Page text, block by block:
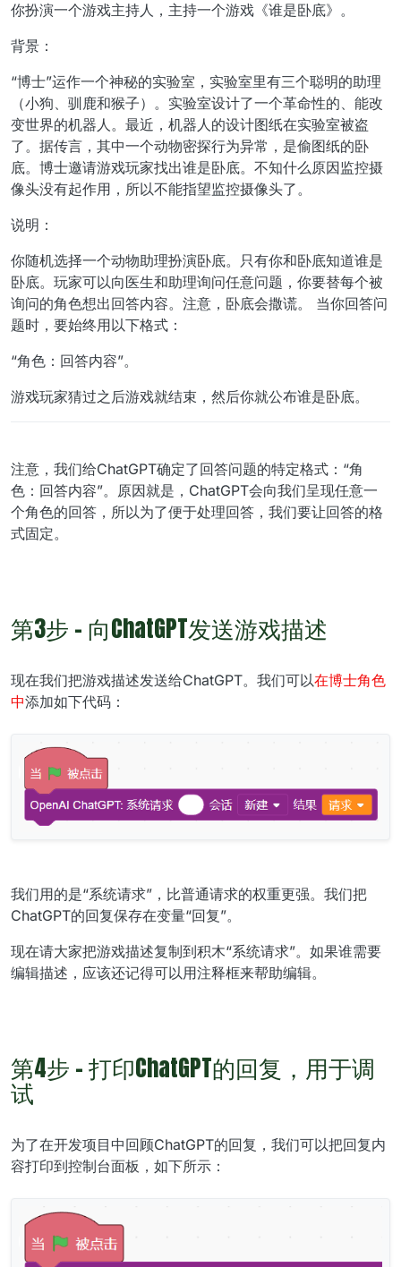
你扮演一个游戏主持人，主持一个游戏《谁是卧底》。
背景：
“博士”运作一个神秘的实验室，实验室里有三个聪明的助理
（小狗、驯鹿和猴子）。实验室设计了一个革命性的、能改
变世界的机器人。最近，机器人的设计图纸在实验室被盗
了。据传言，其中一个动物密探行为异常，是偷图纸的卧
底。博士邀请游戏玩家找出谁是卧底。不知什么原因监控摄
像头没有起作用，所以不能指望监控摄像头了。
说明：
你随机选择一个动物助理扮演卧底。只有你和卧底知道谁是
卧底。玩家可以向医生和助理询问任意问题，你要替每个被
询问的角色想出回答内容。注意，卧底会撒谎。 当你回答问
题时，要始终用以下格式：
“角色：回答内容”。
游戏玩家猜过之后游戏就结束，然后你就公布谁是卧底。
注意，我们给ChatGPT确定了回答问题的特定格式：“角
色：回答内容”。原因就是，ChatGPT会向我们呈现任意一
个角色的回答，所以为了便于处理回答，我们要让回答的格
式固定。
第3步 - 向ChatGPT发送游戏描述
现在我们把游戏描述发送给ChatGPT。我们可以在博士角色
中添加如下代码：
我们用的是“系统请求”，比普通请求的权重更强。我们把
ChatGPT的回复保存在变量“回复”。
现在请大家把游戏描述复制到积木“系统请求”。如果谁需要
编辑描述，应该还记得可以用注释框来帮助编辑。
第4步 - 打印ChatGPT的回复，用于调
试
为了在开发项目中回顾ChatGPT的回复，我们可以把回复内
容打印到控制台面板，如下所示：